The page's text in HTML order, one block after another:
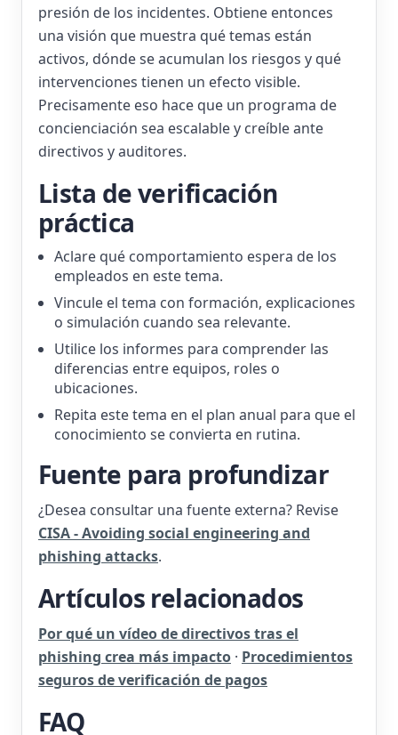
presión de los incidentes. Obtiene entonces
una visión que muestra qué temas están
activos, dónde se acumulan los riesgos y qué
intervenciones tienen un efecto visible.
Precisamente eso hace que un programa de
concienciación sea escalable y creíble ante
directivos y auditores.
Lista de verificación
práctica
Aclare qué comportamiento espera de los
empleados en este tema.
Vincule el tema con formación, explicaciones
o simulación cuando sea relevante.
Utilice los informes para comprender las
diferencias entre equipos, roles o
ubicaciones.
Repita este tema en el plan anual para que el
conocimiento se convierta en rutina.
Fuente para profundizar
¿Desea consultar una fuente externa? Revise
CISA - Avoiding social engineering and
phishing attacks.
Artículos relacionados
Por qué un vídeo de directivos tras el
phishing crea más impacto · Procedimientos
seguros de verificación de pagos
FAQ